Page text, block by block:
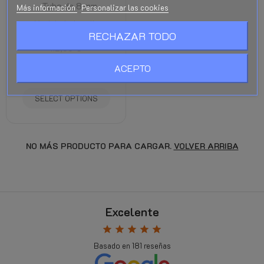
- Tubo de 8 mm
Montaje de deposito
112,08 €
SELECT OPTIONS
NO MÁS PRODUCTO PARA CARGAR. VOLVER ARRIBA
Excelente
star star star star star
Basado en 181 reseñas
Más información Personalizar las cookies
RECHAZAR TODO
ACEPTO